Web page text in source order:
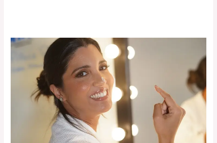
Especialista
Tratamentos
Manchas